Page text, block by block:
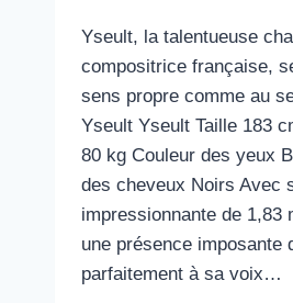
Yseult, la talentueuse
compositrice française,
sens propre comme au
Yseult Yseult Taille 183
80 kg Couleur des yeux
des cheveux Noirs Avec
impressionnante de 1,83
une présence imposante
parfaitement à sa voix…